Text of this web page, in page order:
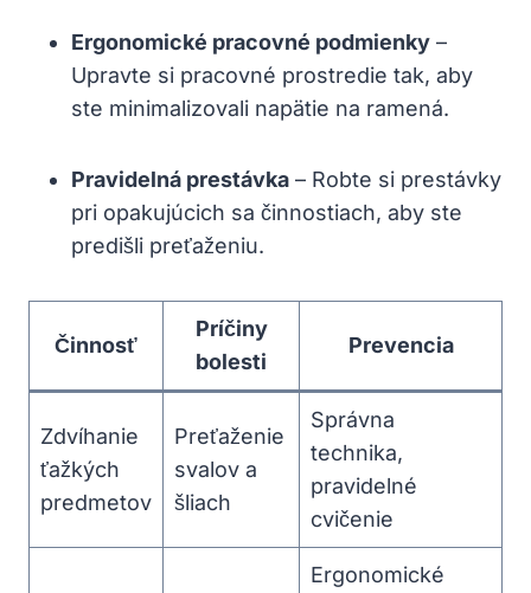
Ergonomické pracovné podmienky –
Upravte si pracovné prostredie tak, aby
ste minimalizovali napätie na ramená.
Pravidelná prestávka – Robte si prestávky
pri opakujúcich sa činnostiach, aby ste
predišli preťaženiu.
Činnosť
Príčiny
bolesti
Prevencia
Zdvíhanie
ťažkých
predmetov
Preťaženie
svalov a
šliach
Správna
technika,
pravidelné
cvičenie
Ergonomické